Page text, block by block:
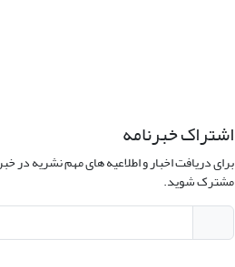
اشتراک خبرنامه
برای دریافت اخبار و اطلاعیه های مهم نشریه در
مشترک شوید.